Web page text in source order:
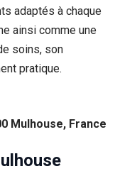
adaptés à chaque
ainsi comme une
soins, son
pratique.
Mulhouse, France